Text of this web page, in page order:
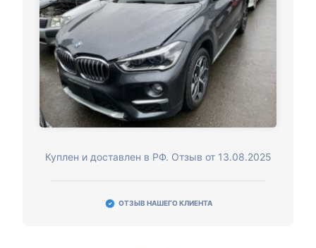
Куплен и доставлен в РФ. Отзыв от 13.08.2025
ОТЗЫВ НАШЕГО КЛИЕНТА